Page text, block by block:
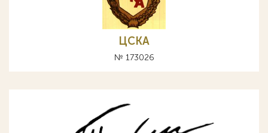
ЦСКА
№ 173026